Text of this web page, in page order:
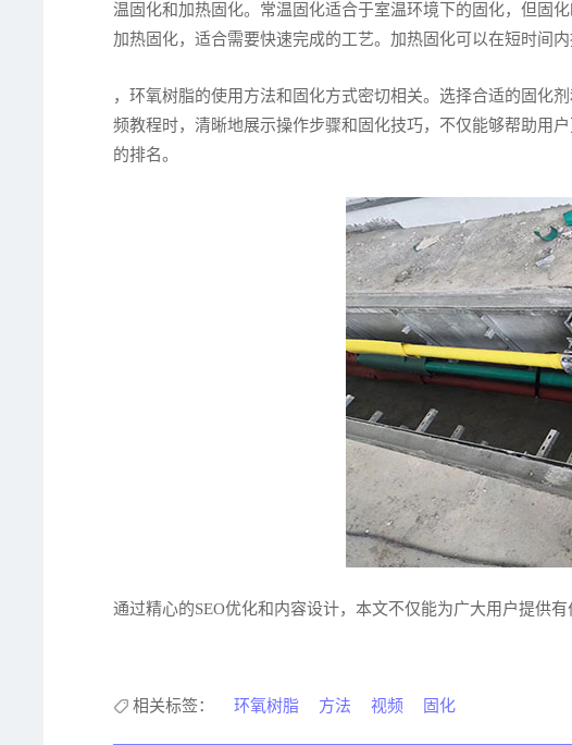
温固化和加热固化。常温固化适合于室温环境下的固化，但固
加热固化，适合需要快速完成的工艺。加热固化可以在短时间
，环氧树脂的使用方法和固化方式密切相关。选择合适的固化
频教程时，清晰地展示操作步骤和固化技巧，不仅能够帮助用
的排名。
通过精心的SEO优化和内容设计，本文不仅能为广大用户提供
相关标签： 环氧树脂 方法 视频 固化